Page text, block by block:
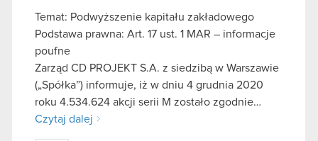
Temat: Podwyższenie kapitału zakładowego
Podstawa prawna: Art. 17 ust. 1 MAR – informacje
poufne
Zarząd CD PROJEKT S.A. z siedzibą w Warszawie
(„Spółka”) informuje, iż w dniu 4 grudnia 2020
roku 4.534.624 akcji serii M zostało zgodnie…
Czytaj dalej